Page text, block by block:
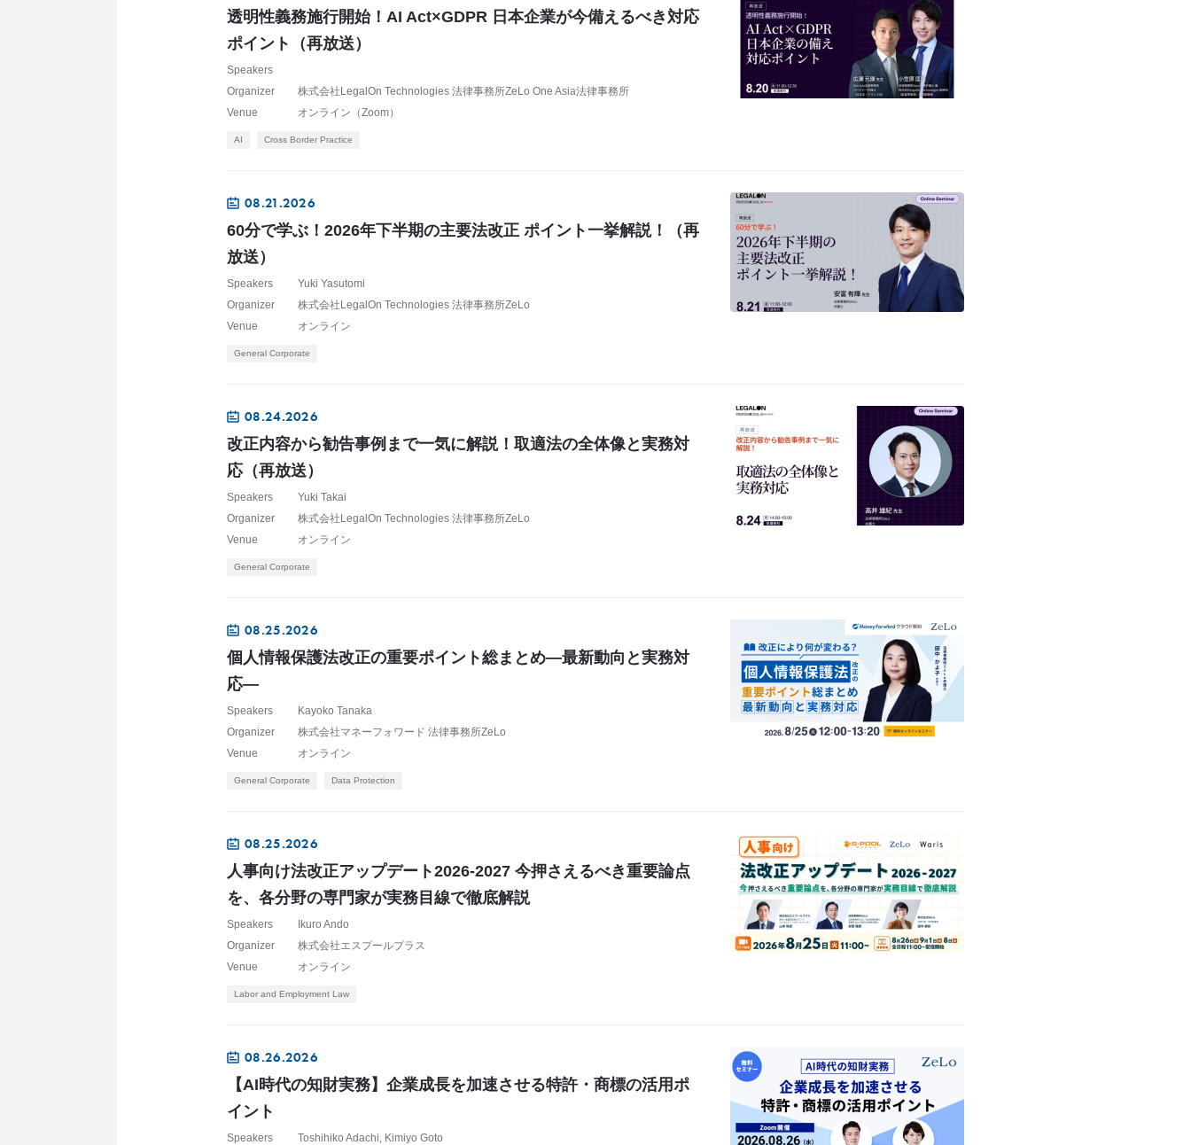
透明性義務施行開始！AI Act×GDPR 日本企業が今備えるべき対応
ポイント（再放送）
Speakers
Organizer
株式会社LegalOn Technologies 法律事務所ZeLo One Asia法律事務所
Venue
オンライン（Zoom）
AI Cross Border Practice
08.21.2026
60分で学ぶ！2026年下半期の主要法改正 ポイント一挙解説！（再
放送）
Speakers
Yuki Yasutomi
Organizer
株式会社LegalOn Technologies 法律事務所ZeLo
Venue
オンライン
General Corporate
08.24.2026
改正内容から勧告事例まで一気に解説！取適法の全体像と実務対
応（再放送）
Speakers
Yuki Takai
Organizer
株式会社LegalOn Technologies 法律事務所ZeLo
Venue
オンライン
General Corporate
08.25.2026
個人情報保護法改正の重要ポイント総まとめ―最新動向と実務対
応―
Speakers
Kayoko Tanaka
Organizer
株式会社マネーフォワード 法律事務所ZeLo
Venue
オンライン
General Corporate Data Protection
08.25.2026
人事向け法改正アップデート2026-2027 今押さえるべき重要論点
を、各分野の専門家が実務目線で徹底解説
Speakers
Ikuro Ando
Organizer
株式会社エスプールプラス
Venue
オンライン
Labor and Employment Law
08.26.2026
【AI時代の知財実務】企業成長を加速させる特許・商標の活用ポ
イント
Speakers Toshihiko Adachi
Kimiyo Goto